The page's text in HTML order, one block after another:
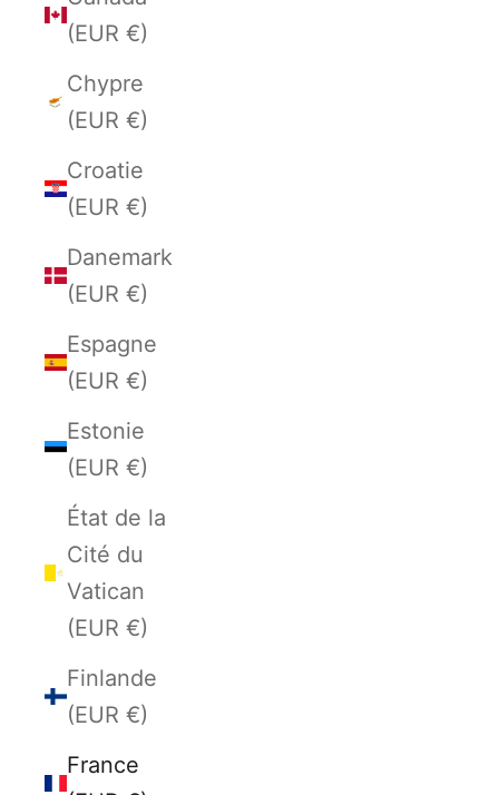
(EUR €)
Chypre
(EUR €)
Croatie
(EUR €)
Danemark
(EUR €)
Espagne
(EUR €)
Estonie
(EUR €)
État de la
Cité du
Vatican
(EUR €)
Finlande
(EUR €)
France